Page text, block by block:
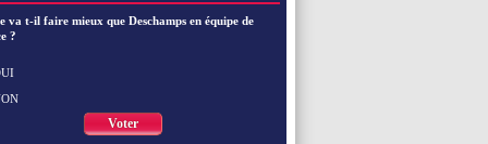
va t-il faire mieux que Deschamps en équipe de
?
Voter